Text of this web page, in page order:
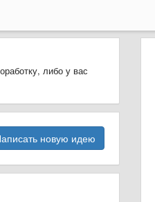
либо у вас
новую идею